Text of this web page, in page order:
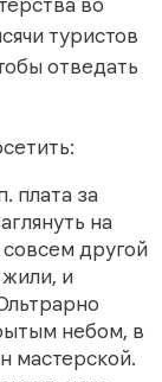
туристов
отведать
плата за
на
другой
и
небом, в
мастерской.